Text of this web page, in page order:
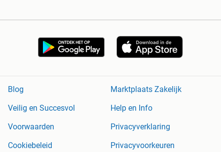
Blog
Marktplaats Zakelijk
Veilig en Succesvol
Help en Info
Voorwaarden
Privacyverklaring
Cookiebeleid
Privacyvoorkeuren